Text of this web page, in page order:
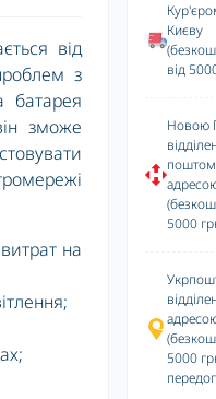
Києву
від
Новою
5000
5000
від
з
батарея
зможе
на